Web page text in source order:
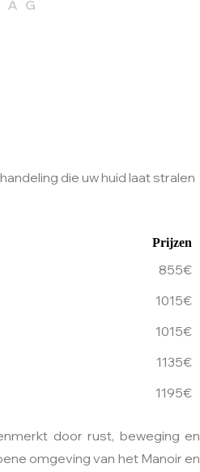
die uw huid laat stralen
Prijzen
855€
1015€
1015€
1135€
1195€
door rust, beweging en
omgeving van het Manoir en